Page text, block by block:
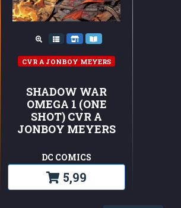
CVR A JONBOY MEYERS
SHADOW WAR
OMEGA 1 (ONE
SHOT) CVR A
JONBOY MEYERS
DC COMICS
5,99